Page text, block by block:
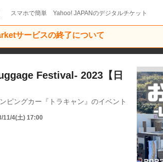
スマホで簡単 Yahoo! JAPANのデジタルチケット
サービスの終了について
Festival- 2023【日
ピングカー『トラキャン』のイベント
11/4(土) 17:00